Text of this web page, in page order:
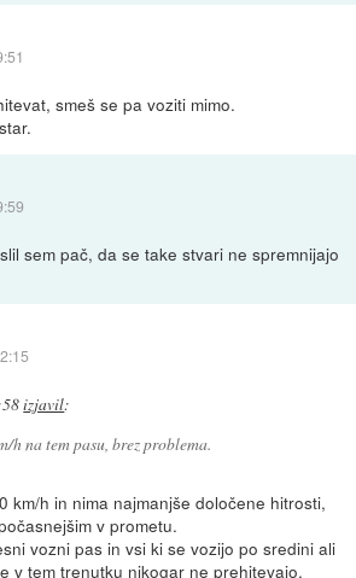
smeš se pa voziti mimo.
sem pač, da se take stvari ne spremnijajo
izjavil:
h na tem pasu, brez problema.
km/h in nima najmanjše določene hitrosti,
v prometu.
vozni pas in vsi ki se vozijo po sredini ali
v tem trenutku nikogar ne prehitevajo.